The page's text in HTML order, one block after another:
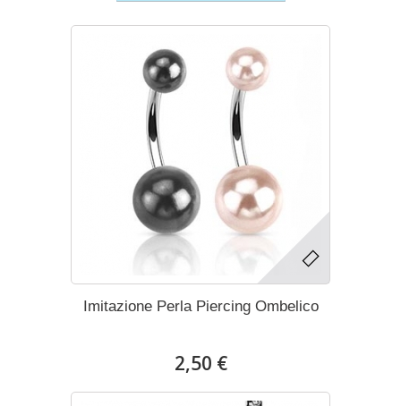
Imitazione Perla Piercing Ombelico
2,50 €